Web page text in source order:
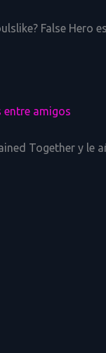
False Hero
entre amigos
Together y le